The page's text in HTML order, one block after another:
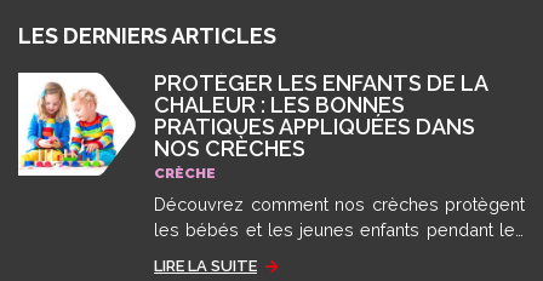
LES DERNIERS ARTICLES
PROTÉGER LES ENFANTS DE LA
CHALEUR : LES BONNES
PRATIQUES APPLIQUÉES DANS
NOS CRÈCHES
CRÈCHE
Découvrez comment nos crèches protègent
les bébés et les jeunes enfants pendant les
LIRE LA SUITE